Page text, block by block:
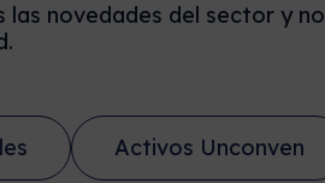
novedades del sector y no
Activos Unconven